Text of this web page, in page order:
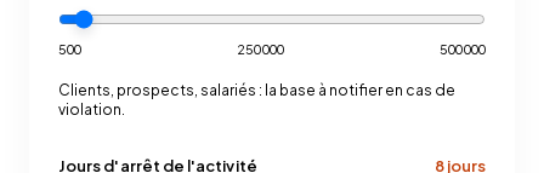
500 250 000 500 000
Clients, prospects, salariés : la base à notifier en cas de
violation.
Jours d'arrêt de l'activité 8 jours